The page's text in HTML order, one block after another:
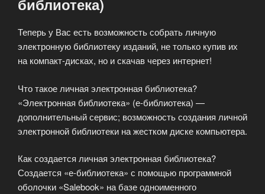
библиотека)
Теперь у Вас есть возможность собрать личную
электронную библиотеку изданий, не только купив их
на компакт-дисках, но и скачав через интернет!
Что такое личная электронная библиотека?
«Электронная библиотека» (е-библиотека) —
дополнительный сервис; возможность создания личной
электронной библиотеки на жестком диске компьютера.
Как создается личная электронная библиотека?
Создается «е-библиотека» с помощью программной
оболочки «Salebook» на базе одноименного